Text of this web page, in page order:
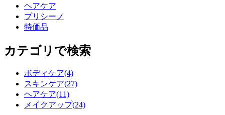
ヘアケア
プリシーノ
特価品
カテゴリで検索
ボディケア(4)
スキンケア(27)
ヘアケア(11)
メイクアップ(24)